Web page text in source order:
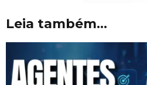
Leia também...